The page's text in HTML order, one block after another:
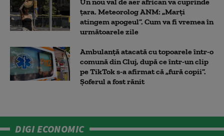
Un nou val de aer african va cuprinde
țara. Meteorolog ANM: „Marți
atingem apogeul”. Cum va fi vremea în
următoarele zile
Ambulanţă atacată cu topoarele într-o
comună din Cluj, după ce într-un clip
pe TikTok s-a afirmat că „fură copii”.
Șoferul a fost rănit
DIGI ECONOMIC